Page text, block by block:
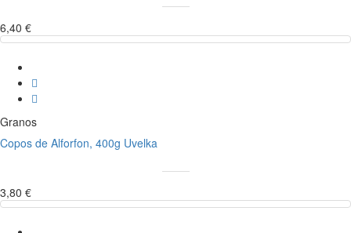
6,40 €
Granos
Copos de Alforfon, 400g Uvelka
3,80 €